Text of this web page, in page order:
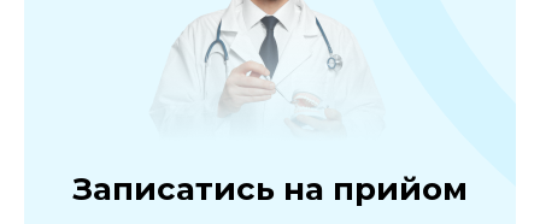
Записатись на прийом